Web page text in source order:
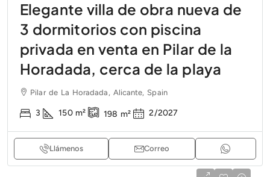
Elegante villa de obra nueva de
3 dormitorios con piscina
privada en venta en Pilar de la
Horadada, cerca de la playa
Pilar de La Horadada, Alicante, Spain
3 150 m² 198 m² 2/2027
Llámenos Correo